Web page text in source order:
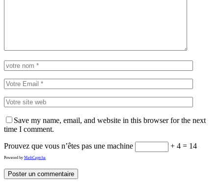
Save my name, email, and website in this browser for the next
time I comment.
Prouvez que vous n’êtes pas une machine + 4 = 14
Powered by MathCaptcha